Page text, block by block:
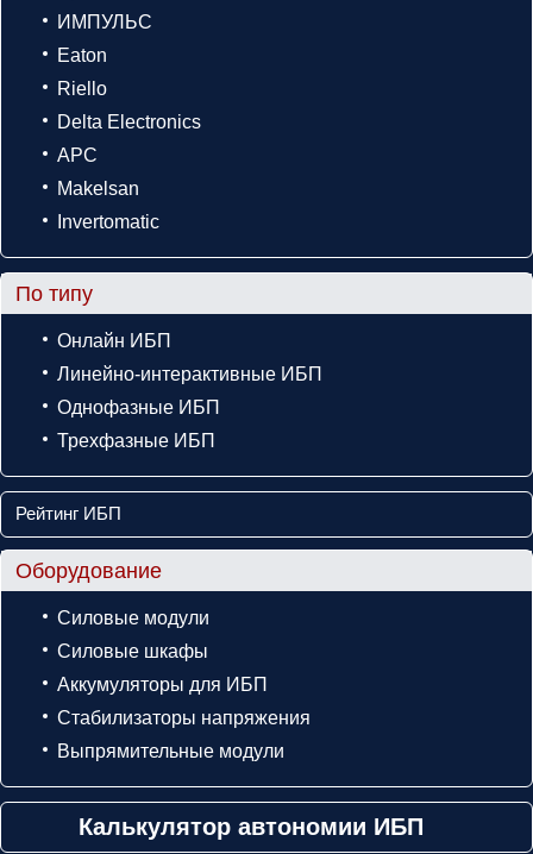
ИМПУЛЬС
Eaton
Riello
Delta Electronics
APC
Makelsan
Invertomatic
По типу
Онлайн ИБП
Линейно-интерактивные ИБП
Однофазные ИБП
Трехфазные ИБП
Рейтинг ИБП
Оборудование
Силовые модули
Силовые шкафы
Аккумуляторы для ИБП
Стабилизаторы напряжения
Выпрямительные модули
Калькулятор автономии ИБП